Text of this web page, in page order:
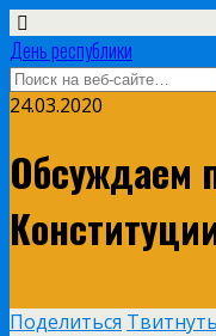
День республики
24.03.2020
Обсуждаем
Поделиться Твитнуть